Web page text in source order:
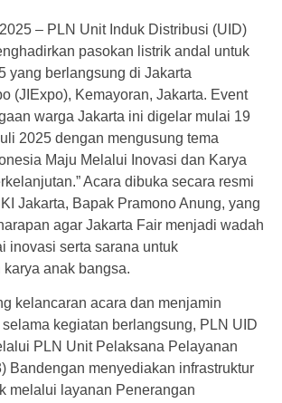
– PLN Unit Induk Distribusi (UID)
pasokan listrik andal untuk
yang berlangsung di Jakarta
(JIExpo), Kemayoran, Jakarta. Event
warga Jakarta ini digelar mulai 19
2025 dengan mengusung tema
Maju Melalui Inovasi dan Karya
Acara dibuka secara resmi
Jakarta, Bapak Pramono Anung, yang
agar Jakarta Fair menjadi wadah
inovasi serta sarana untuk
anak bangsa.
kelancaran acara dan menjamin
kegiatan berlangsung, PLN UID
PLN Unit Pelaksana Pelayanan
Bandengan menyediakan infrastruktur
melalui layanan Penerangan